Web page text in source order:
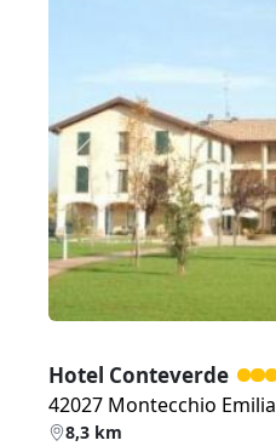
Zurück
Hotel Conteverde
42027 Montecchio Emilia
8,3 km